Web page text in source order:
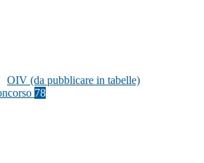
OIV (da pubblicare in tabelle)
78